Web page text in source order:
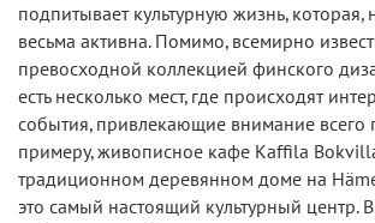
подпитывает культурную жизнь, которая,
весьма активна. Помимо, всемирно
превосходной коллекцией финского
есть несколько мест, где происходят
события, привлекающие внимание всего
примеру, живописное кафе Kaffila
традиционном деревянном доме на
это самый настоящий культурный центр.